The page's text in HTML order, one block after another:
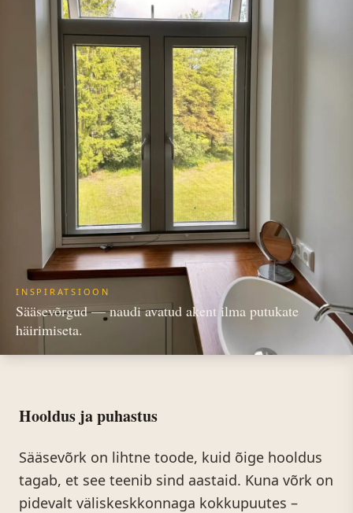
INSPIRATSIOON
Sääsevõrgud — naudi avatud akent ilma putukate
häirimiseta.
Hooldus ja puhastus
Sääsevõrk on lihtne toode, kuid õige hooldus
tagab, et see teenib sind aastaid. Kuna võrk on
pidevalt väliskeskkonnaga kokkupuutes –